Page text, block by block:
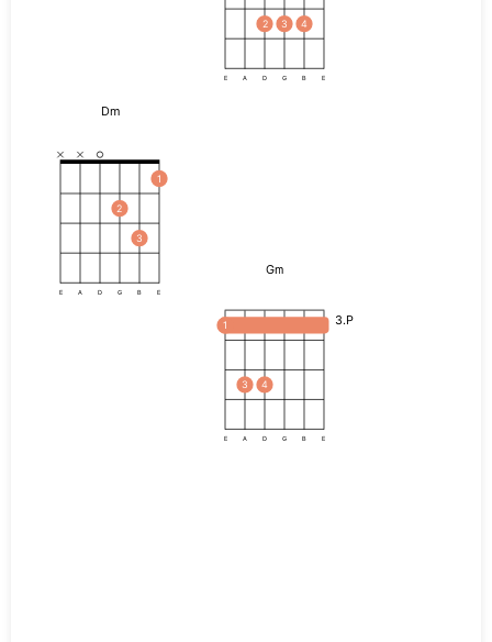
2 3 4
E A D G B E
Dm
2
3
1
E A D G B E
Gm
3.P
1
3 4
E A D G B E